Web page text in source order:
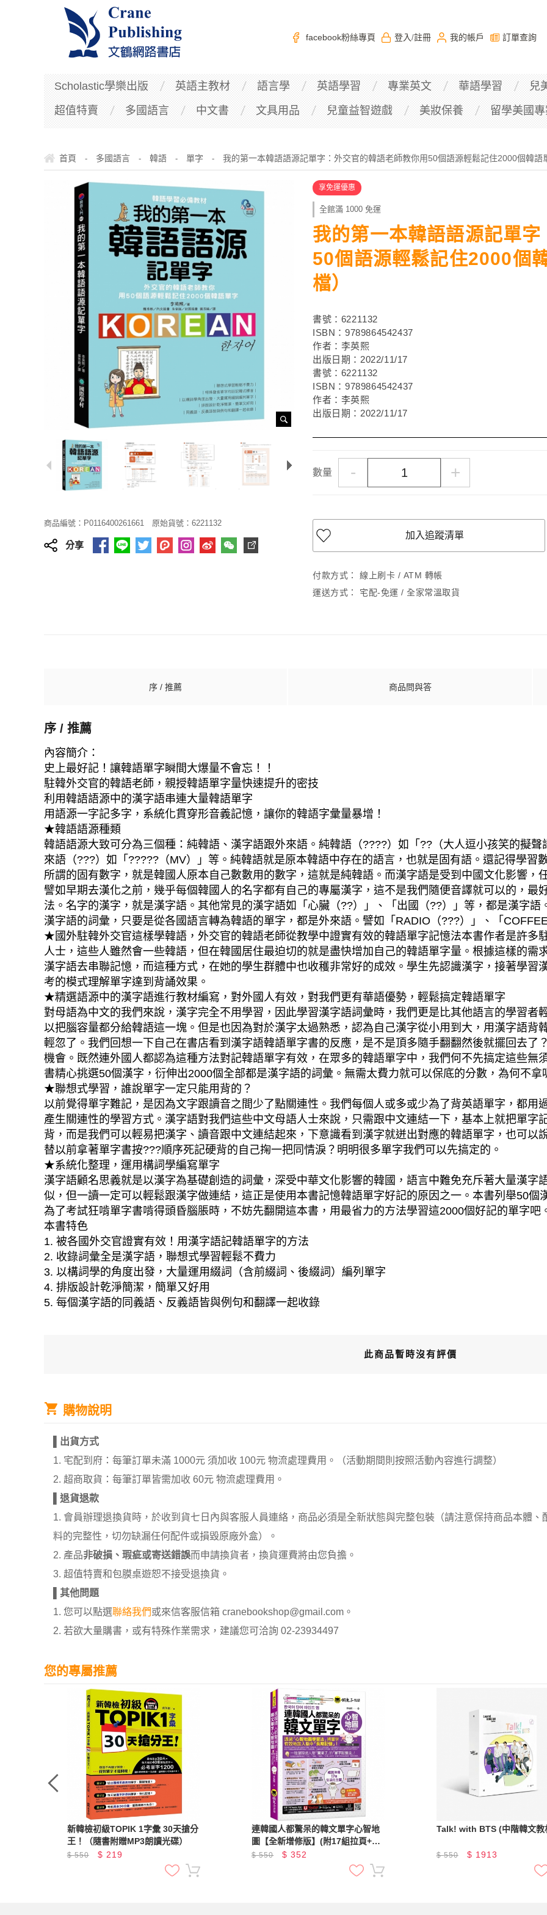
facebook粉絲專頁 登入 /註冊 我的帳戶 訂單查詢
Scholastic學樂出版 英語主教材 語言學 英語學習 專業英文 華語學習
兒
超值特賣
多國語言 中文書 文具用品 兒童益智遊戲 美妝保養 留學美國
首頁 - 多國語言 - 韓語 - 單字 - 我的第一本韓語語源記單字：外交官的韓語老師教你用50個語源輕鬆記住2000個韓語
商品編號：P0116400261661 原始貨號：6221132
分享
享免運優惠
全館滿 1000 免運
我的第一本韓語語源記單
50個語源輕鬆記住2000個
檔）
書號：6221132
ISBN：9789864542437
作者：李英熙
出版日期：2022/11/17
書號：6221132
ISBN：9789864542437
作者：李英熙
出版日期：2022/11/17
數量 - +
加入追蹤清單
付款方式：
線上刷卡 / ATM 轉帳
運送方式：
宅配-免運 / 全家常溫取貨
序 / 推薦 商品問與答
序 / 推薦
內容簡介：
史上最好記！讓韓語單字瞬間大爆量不會忘！！
駐韓外交官的韓語老師，親授韓語單字量快速提升的密技
利用韓語語源中的漢字語串連大量韓語單字
用語源一字記多字，系統化貫穿形音義記憶，讓你的韓語字彙量暴增！
★韓語語源種類
韓語語源大致可分為三個種：純韓語、漢字語跟外來語。純韓語（????）如「??（大人逗小孩笑的擬
來語（???）如「?????（MV）」等。純韓語就是原本韓語中存在的語言，也就是固有語。還記得學習
所謂的固有數字，就是韓國人原本自己數數用的數字，這就是純韓語。而漢字語是受到中國文化影響，
譬如早期去漢化之前，幾乎每個韓國人的名字都有自己的專屬漢字，這不是我們隨便音譯就可以的，最
法。名字的漢字，就是漢字語。其他常見的漢字語如「心臟（??）」、「出國（??）」等，都是漢字
漢字語的詞彙，只要是從各國語言轉為韓語的單字，都是外來語。譬如「RADIO（???）」、「
★國外駐韓外交官這樣學韓語，外交官的韓語老師從教學中證實有效的韓語單字記憶法本書作者是許多
人士，這些人雖然會一些韓語，但在韓國居住最迫切的就是盡快增加自己的韓語單字量。根據這樣的需
漢字語去串聯記憶，而這種方式，在她的學生群體中也收穫非常好的成效。學生先認識漢字，接著學習
考的模式理解單字達到背誦效果。
★精選語源中的漢字語進行教材編寫，對外國人有效，對我們更有華語優勢，輕鬆搞定韓語單字
對母語為中文的我們來說，漢字完全不用學習，因此學習漢字語詞彙時，我們更是比其他語言的學習者
以把腦容量都分給韓語這一塊。但是也因為對於漢字太過熟悉，認為自己漢字從小用到大，用漢字語背
輕忽了。我們回想一下自己在書店看到漢字語韓語單字書的反應，是不是頂多隨手翻翻然後就擺回去了
機會。既然連外國人都認為這種方法對記韓語單字有效，在眾多的韓語單字中，我們何不先搞定這些無
書精心挑選50個漢字，衍伸出2000個全部都是漢字語的詞彙。無需太費力就可以保底的分數，為何不拿
★聯想式學習，誰說單字一定只能用背的？
以前覺得單字難記，是因為文字跟讀音之間少了點關連性。我們每個人或多或少為了背英語單字，都用
產生關連性的學習方式。漢字語對我們這些中文母語人士來說，只需跟中文連結一下，基本上就把單字
背，而是我們可以輕易把漢字、讀音跟中文連結起來，下意識看到漢字就迸出對應的韓語單字，也可以
替以前拿著單字書按???順序死記硬背的自己掬一把同情淚？明明很多單字我們可以先搞定的。
★系統化整理，運用構詞學編寫單字
漢字語顧名思義就是以漢字為基礎創造的詞彙，深受中華文化影響的韓國，語言中難免充斥著大量漢字
似，但一讀一定可以輕鬆跟漢字做連結，這正是使用本書記憶韓語單字好記的原因之一。本書列舉50
為了考試狂啃單字書啃得頭昏腦脹時，不妨先翻開這本書，用最省力的方法學習這2000個好記的單字吧
本書特色
1. 被各國外交官證實有效！用漢字語記韓語單字的方法
2. 收錄詞彙全是漢字語，聯想式學習輕鬆不費力
3. 以構詞學的角度出發，大量運用綴詞（含前綴詞、後綴詞）編列單字
4. 排版設計乾淨簡潔，簡單又好用
5. 每個漢字語的同義語、反義語皆與例句和翻譯一起收錄
此商品暫時沒有評價
購物說明
出貨方式
1. 宅配到府：每筆訂單未滿 1000元 須加收 100元 物流處理費用。（活動期間則按照活動內容進行調整）
2. 超商取貨：每筆訂單皆需加收 60元 物流處理費用。
退貨退款
1. 會員辦理退換貨時，於收到貨七日內與客服人員連絡，商品必須是全新狀態與完整包裝（請注意保持商品本體
料的完整性，切勿缺漏任何配件或損毀原廠外盒）。
2. 產品非破損、瑕疵或寄送錯誤而申請換貨者，換貨運費將由您負擔。
3. 超值特賣和包膜桌遊恕不接受退換貨。
其他問題
1. 您可以點選聯絡我們或來信客服信箱 cranebookshop@gmail.com。
2. 若欲大量購書，或有特殊作業需求，建議您可洽詢 02-23934497
您的專屬推薦
新韓檢初級TOPIK 1字彙 30天搶分
王！（隨書附贈MP3朗讀光碟）
$550 $ 219
連韓國人都驚呆的韓文單字心智地
圖【全新增修版】(附17組拉頁+專
家講解心智圖教學課程+線上測驗
120道單字填空題+「Youtor
App」內含VRP虛擬點讀筆)（二
$550 $352
Talk! with BTS (中階韓文教
$550 $ 1913